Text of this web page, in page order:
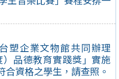
塑企業文物館共同辦理
）品德教育實踐獎」實施
資格之學生，請查照。